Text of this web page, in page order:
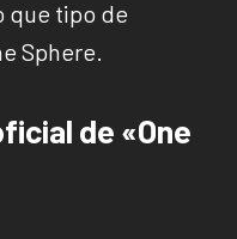
que tipo de
Sphere.
de «One